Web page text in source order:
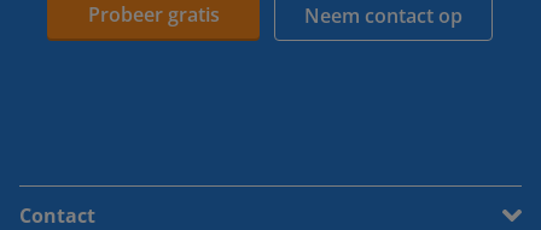
Probeer gratis Neem contact op
Contact